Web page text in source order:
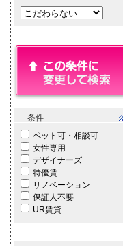
条件
ペット可・相談可
女性専用
デザイナーズ
特優賃
リノベーション
保証人不要
UR賃貸